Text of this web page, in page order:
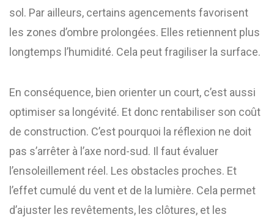
sol. Par ailleurs, certains agencements favorisent
les zones d’ombre prolongées. Elles retiennent plus
longtemps l’humidité. Cela peut fragiliser la surface.
En conséquence, bien orienter un court, c’est aussi
optimiser sa longévité. Et donc rentabiliser son coût
de construction. C’est pourquoi la réflexion ne doit
pas s’arrêter à l’axe nord-sud. Il faut évaluer
l’ensoleillement réel. Les obstacles proches. Et
l’effet cumulé du vent et de la lumière. Cela permet
d’ajuster les revêtements, les clôtures, et les